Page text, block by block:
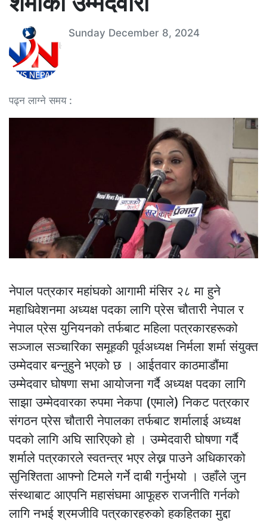
Sunday December 8, 2024
पढ्न लाग्ने समय :
नेपाल पत्रकार महांघको आगामी मंसिर २८ मा हुने
महाधिवेशनमा अध्यक्ष पदका लागि प्रेस चौतारी नेपाल र
नेपाल प्रेस युनियनको तर्फबाट महिला पत्रकारहरूको
सञ्जाल सञ्चारिका समूहकी पूर्वअध्यक्ष निर्मला शर्मा संयुक्त
उम्मेदवार बन्नुहुने भएको छ । आईतवार काठमाडौंमा
उम्मेदवार घोषणा सभा आयोजना गर्दै अध्यक्ष पदका लागि
साझा उम्मेदवारका रुपमा नेकपा (एमाले) निकट पत्रकार
संगठन प्रेस चौतारी नेपालका तर्फबाट शर्मालाई अध्यक्ष
पदको लागि अघि सारिएको हो । उम्मेदवारी घोषणा गर्दै
शर्माले पत्रकारले स्वतन्त्र भएर लेख्न पाउने अधिकारको
सुनिश्तिता आफ्नो टिमले गर्ने दाबी गर्नुभयो । उहाँले जुन
संस्थाबाट आएपनि महासंघमा आफूहरु राजनीति गर्नको
लागि नभई श्रमजीवि पत्रकारहरुको हकहितका मुद्दा